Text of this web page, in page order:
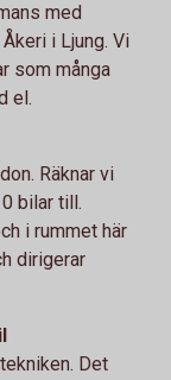
med
i Ljung. Vi
som många
el.
Räknar vi
bilar till.
i rummet här
dirigerar
Det